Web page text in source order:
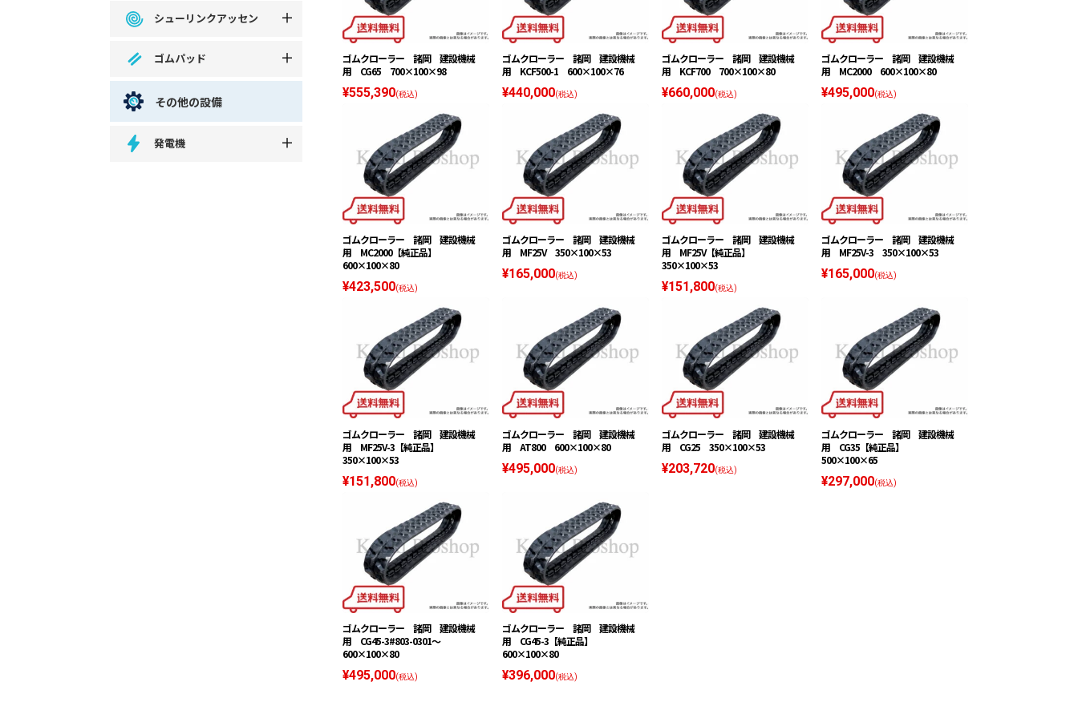
ゴムクローラー 諸岡 建設機械
用 CG65 700×100×98
¥555,390(税込)
ゴムクローラー 諸岡 建設機械
用 KCF500-1 600×100×76
¥440,000(税込)
ゴムクローラー 諸岡 建設機械
用 KCF700 700×100×80
¥660,000(税込)
ゴムクローラー 諸岡 建設機械
用 MC2000 600×100×80
¥495,000(税込)
ゴムクローラー 諸岡 建設機械
用 MC2000【純正品】
600×100×80
¥423,500(税込)
ゴムクローラー 諸岡 建設機械
用 MF25V 350×100×53
¥165,000(税込)
ゴムクローラー 諸岡 建設機械
用 MF25V【純正品】
350×100×53
¥151,800(税込)
ゴムクローラー 諸岡 建設機械
用 MF25V-3 350×100×53
¥165,000(税込)
ゴムクローラー 諸岡 建設機械
用 MF25V-3【純正品】
350×100×53
¥151,800(税込)
ゴムクローラー 諸岡 建設機械
用 AT800 600×100×80
¥495,000(税込)
ゴムクローラー 諸岡 建設機械
用 CG25 350×100×53
¥203,720(税込)
ゴムクローラー 諸岡 建設機械
用 CG35【純正品】
500×100×65
¥297,000(税込)
ゴムクローラー 諸岡 建設機械
用 CG45-3#803-0301〜
600×100×80
¥495,000(税込)
ゴムクローラー 諸岡 建設機械
用 CG45-3【純正品】
600×100×80
¥396,000(税込)
シューリンクアッセン
ゴムパッド
その他の設備
発電機